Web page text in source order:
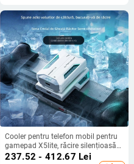
Cooler pentru telefon mobil pentru
gamepad X5lite, răcire silențioasă
pe bază de semiconductori,
237.52 - 412.67 Lei